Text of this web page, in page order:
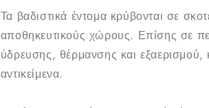
Τα βαδιστικά έντομα κρύβονται σε
αποθηκευτικούς χώρους. Επίσης σε
ύδρευσης, θέρμανσης και
αντικείμενα.